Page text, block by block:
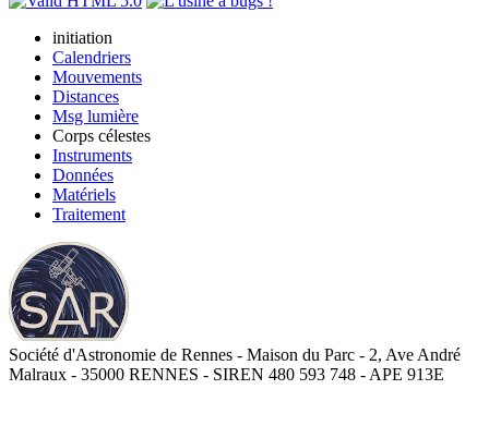
initiation
Calendriers
Mouvements
Distances
Msg lumière
Corps célestes
Instruments
Données
Matériels
Traitement
Société d'Astronomie de Rennes - Maison du Parc - 2, Ave André
Malraux - 35000 RENNES - SIREN 480 593 748 - APE 913E